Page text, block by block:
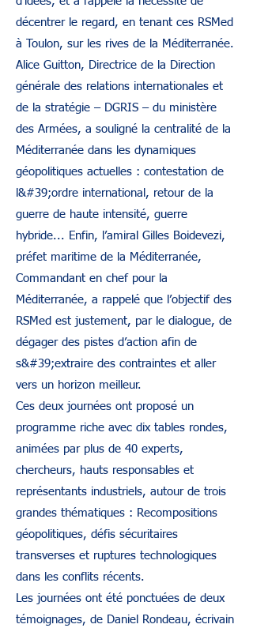
décentrer le regard, en tenant ces RSMed
à Toulon, sur les rives de la Méditerranée.
Alice Guitton, Directrice de la Direction
générale des relations internationales et
de la stratégie – DGRIS – du ministère
des Armées, a souligné la centralité de la
Méditerranée dans les dynamiques
géopolitiques actuelles : contestation de
l&#39;ordre international, retour de la
guerre de haute intensité, guerre
hybride... Enfin, l’amiral Gilles Boidevezi,
préfet maritime de la Méditerranée,
Commandant en chef pour la
Méditerranée, a rappelé que l’objectif des
RSMed est justement, par le dialogue, de
dégager des pistes d’action afin de
s&#39;extraire des contraintes et aller
vers un horizon meilleur.
Ces deux journées ont proposé un
programme riche avec dix tables rondes,
animées par plus de 40 experts,
chercheurs, hauts responsables et
représentants industriels, autour de trois
grandes thématiques : Recompositions
géopolitiques, défis sécuritaires
transverses et ruptures technologiques
dans les conflits récents.
Les journées ont été ponctuées de deux
témoignages, de Daniel Rondeau, écrivain